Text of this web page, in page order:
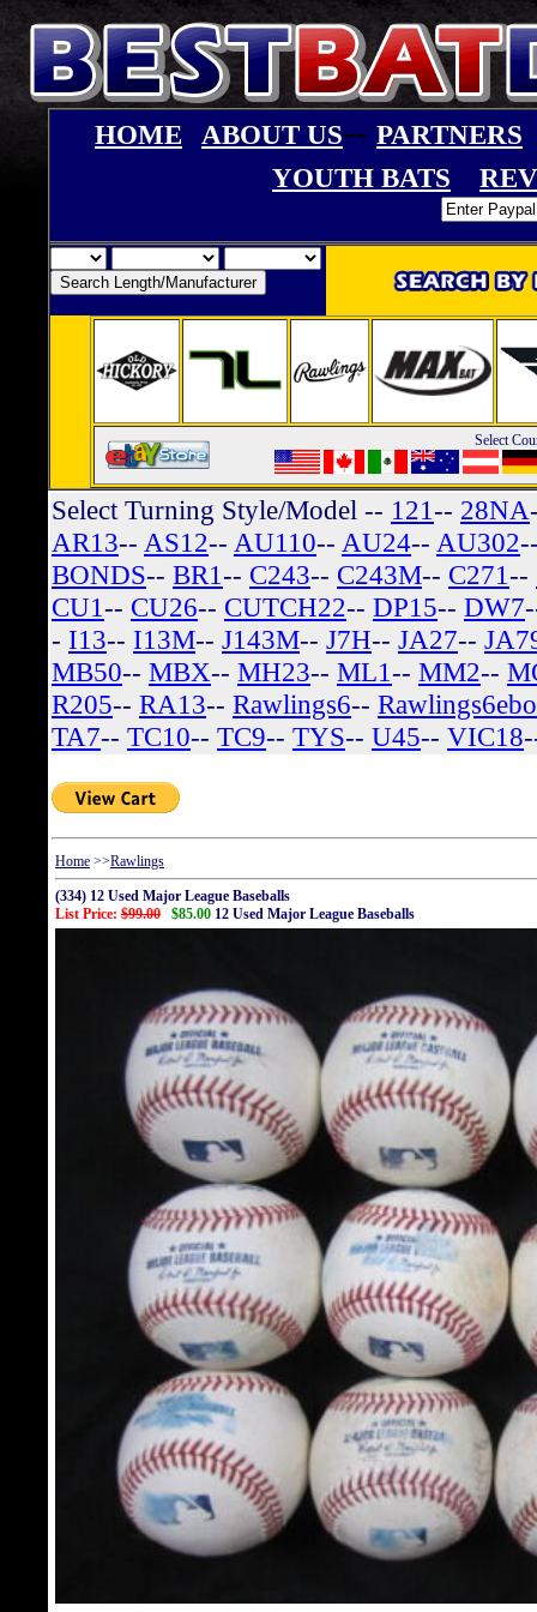
HOME ABOUT US-- PARTNERS
YOUTH BATS
Select
Select Turning Style/Model -- 121-- 28NA
AR13-- AS12-- AU110-- AU24-- AU302
BONDS-- BR1-- C243-- C243M-- C271--
CU1-- CU26-- CUTCH22-- DP15-- DW7
- I13-- I13M-- J143M-- J7H-- JA27--
MB50-- MBX-- MH23-- ML1-- MM2--
R205-- RA13-- Rawlings6--
TA7-- TC10-- TC9-- TYS-- U45-- VIC18
Home >>Rawlings
(334) 12 Used Major League Baseballs
List Price: $99.00 $85.00 12 Used Major League Baseballs